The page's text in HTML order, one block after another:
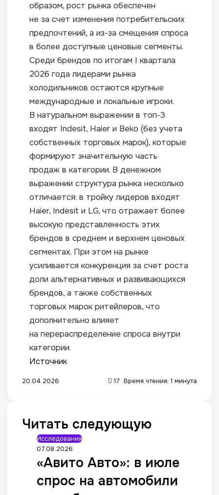
образом, рост рынка обеспечен
не за счет изменения потребительских
предпочтений, а из-за смещения спроса
в более доступные ценовые сегменты.
Среди брендов по итогам I квартала
2026 года лидерами рынка
холодильников остаются крупные
международные и локальные игроки.
В натуральном выражении в топ-3
входят Indesit, Haier и Beko (без учета
собственных торговых марок), которые
формируют значительную часть
продаж в категории. В денежном
выражении структура рынка несколько
отличается: в тройку лидеров входят
Haier, Indesit и LG, что отражает более
высокую представленность этих
брендов в среднем и верхнем ценовых
сегментах. При этом на рынке
усиливается конкуренция за счет роста
доли альтернативных и развивающихся
брендов, а также собственных
торговых марок ритейлеров, что
дополнительно влияет
на перераспределение спроса внутри
категории.
Источник
20.04.2026 17 Время чтения: 1 минута
Читать следующую
Исследования
07.08.2026
«Авито Авто»: в июле
спрос на автомобили